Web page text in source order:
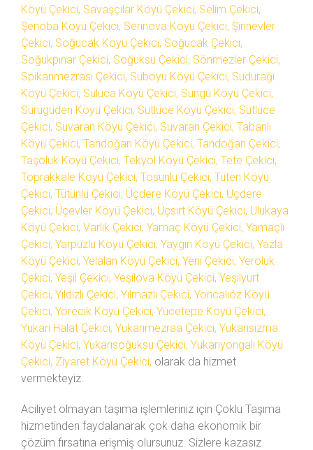
Köyü Çekici, Savaşçılar Köyü Çekici, Selim Çekici,
Şenoba Köyü Çekici, Serinova Köyü Çekici, Şirinevler
Çekici, Soğucak Köyü Çekici, Soğucak Çekici,
Soğukpınar Çekici, Soğuksu Çekici, Sönmezler Çekici,
Spikanmezrası Çekici, Suboyu Köyü Çekici, Sudurağı
Köyü Çekici, Suluca Köyü Çekici, Sungu Köyü Çekici,
Sürügüden Köyü Çekici, Sütlüce Köyü Çekici, Sütlüce
Çekici, Suvaran Köyü Çekici, Suvaran Çekici, Tabanlı
Köyü Çekici, Tandoğan Köyü Çekici, Tandoğan Çekici,
Taşoluk Köyü Çekici, Tekyol Köyü Çekici, Tete Çekici,
Toprakkale Köyü Çekici, Tosunlu Çekici, Tüten Köyü
Çekici, Tütünlü Çekici, Üçdere Köyü Çekici, Üçdere
Çekici, Üçevler Köyü Çekici, Üçsırt Köyü Çekici, Ulukaya
Köyü Çekici, Varlık Çekici, Yamaç Köyü Çekici, Yamaçlı
Çekici, Yarpuzlu Köyü Çekici, Yaygın Köyü Çekici, Yazla
Köyü Çekici, Yelalan Köyü Çekici, Yeni Çekici, Yeroluk
Çekici, Yeşil Çekici, Yeşilova Köyü Çekici, Yeşilyurt
Çekici, Yıldızlı Çekici, Yılmazlı Çekici, Yoncalıöz Köyü
Çekici, Yörecik Köyü Çekici, Yücetepe Köyü Çekici,
Yukarı Halat Çekici, Yukarımezraa Çekici, Yukarısızma
Köyü Çekici, Yukarısoğuksu Çekici, Yukarıyongalı Köyü
Çekici, Ziyaret Köyü Çekici, olarak da hizmet
vermekteyiz.
Aciliyet olmayan taşıma işlemleriniz için Çoklu Taşıma
hizmetinden faydalanarak çok daha ekonomik bir
çözüm fırsatına erişmiş olursunuz. Sizlere kazasız